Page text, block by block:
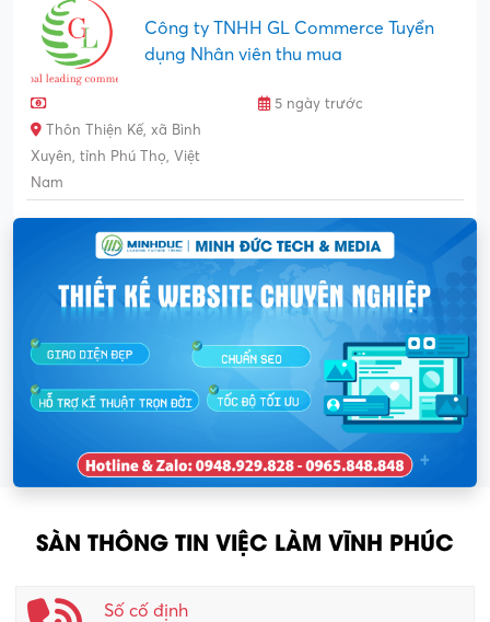
Công ty TNHH GL Commerce Tuyển
dụng Nhân viên thu mua
5 ngày trước
Thôn Thiện Kế, xã Bình
Xuyên, tỉnh Phú Thọ, Việt
Nam
SÀN THÔNG TIN VIỆC LÀM VĨNH PHÚC
Số cố định